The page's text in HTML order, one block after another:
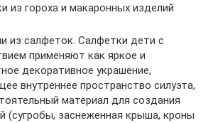
из гороха и макаронных изделий
из салфеток. Салфетки дети с
применяют как яркое и
декоративное украшение,
внутреннее пространство силуэта,
материал для создания
(сугробы, заснеженная крыша, кроны